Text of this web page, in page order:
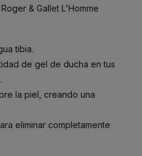
& Gallet L'Homme
tibia.
de gel de ducha en tus
la piel, creando una
eliminar completamente